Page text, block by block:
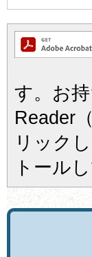
す。お
Reader
リック
トール